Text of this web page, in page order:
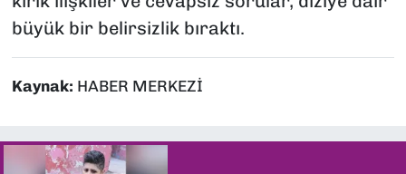
büyük bir belirsizlik bıraktı.
Kaynak: HABER MERKEZİ